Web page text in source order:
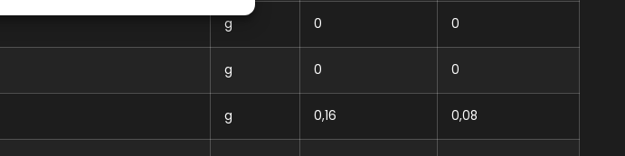
g 0 0
g 0 0
g 0,16 0,08